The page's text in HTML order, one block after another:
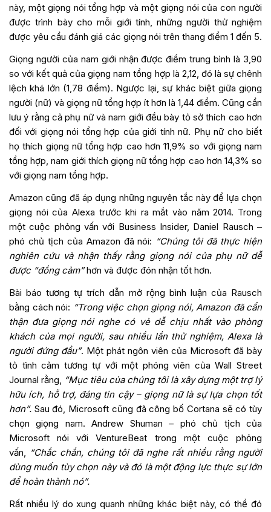
này, một giọng nói tổng hợp và một giọng nói của con người
được trình bày cho mỗi giới tính, những người thử nghiệm
được yêu cầu đánh giá các giọng nói trên thang điểm 1 đến 5.
Giọng người của nam giới nhận được điểm trung bình là 3,90
so với kết quả của giọng nam tổng hợp là 2,12, đó là sự chênh
lệch khá lớn (1,78 điểm). Ngược lại, sự khác biệt giữa giọng
người (nữ) và giọng nữ tổng hợp ít hơn là 1,44 điểm. Cũng cần
lưu ý rằng cả phụ nữ và nam giới đều bày tỏ sở thích cao hơn
đối với giọng nói tổng hợp của giới tính nữ. Phụ nữ cho biết
họ thích giọng nữ tổng hợp cao hơn 11,9% so với giọng nam
tổng hợp, nam giới thích giọng nữ tổng hợp cao hơn 14,3% so
với giọng nam tổng hợp.
Amazon cũng đã áp dụng những nguyên tắc này để lựa chọn
giọng nói của Alexa trước khi ra mắt vào năm 2014. Trong
một cuộc phỏng vấn với Business Insider, Daniel Rausch –
phó chủ tịch của Amazon đã nói: “Chúng tôi đã thực hiện
nghiên cứu và nhận thấy rằng giọng nói của phụ nữ dễ
được “đồng cảm”hơn và được đón nhận tốt hơn.
Bài báo tương tự trích dẫn mở rộng bình luận của Rausch
bằng cách nói: “Trong việc chọn giọng nói, Amazon đã cẩn
thận đưa giọng nói nghe có vẻ dễ chịu nhất vào phòng
khách của mọi người, sau nhiều lần thử nghiệm, Alexa là
người đứng đầu”. Một phát ngôn viên của Microsoft đã bày
tỏ tình cảm tương tự với một phóng viên của Wall Street
Journal rằng, “Mục tiêu của chúng tôi là xây dựng một trợ lý
hữu ích, hỗ trợ, đáng tin cậy – giọng nữ là sự lựa chọn tốt
hơn”. Sau đó, Microsoft cũng đã công bố Cortana sẽ có tùy
chọn giọng nam. Andrew Shuman – phó chủ tịch của
Microsoft nói với VentureBeat trong một cuộc phỏng
vấn, “Chắc chắn, chúng tôi đã nghe rất nhiều rằng người
dùng muốn tùy chọn này và đó là một động lực thực sự lớn
để hoàn thành nó”.
Rất nhiều lý do xung quanh những khác biệt này, có thể đó